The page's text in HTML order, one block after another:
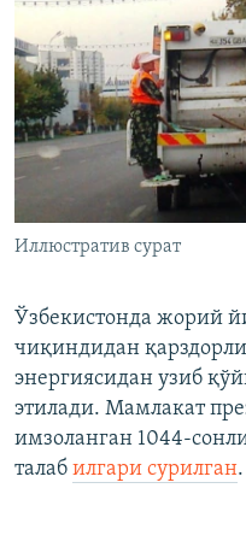
Иллюстратив сурат
Ўзбекистонда жорий
чиқиндидан
энергиясидан узиб
этилади. Мамлакат
имзоланган 1044-
талаб илгари сурилган.